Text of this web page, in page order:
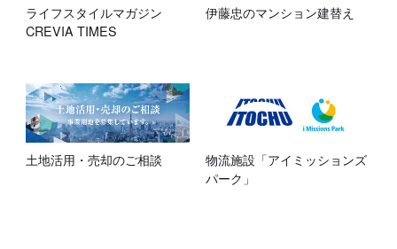
ライフスタイルマガジン
CREVIA TIMES
伊藤忠のマンション建替え
土地活用・売却のご相談
物流施設「アイミッションズ
パーク」